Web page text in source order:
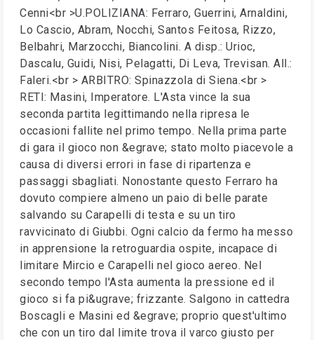
Cenni<br >U.POLIZIANA: Ferraro, Guerrini, Arnaldini,
Lo Cascio, Abram, Nocchi, Santos Feitosa, Rizzo,
Belbahri, Marzocchi, Biancolini. A disp.: Urioc,
Dascalu, Guidi, Nisi, Pelagatti, Di Leva, Trevisan. All.:
Faleri.<br > ARBITRO: Spinazzola di Siena.<br >
RETI: Masini, Imperatore. L'Asta vince la sua
seconda partita legittimando nella ripresa le
occasioni fallite nel primo tempo. Nella prima parte
di gara il gioco non &egrave; stato molto piacevole a
causa di diversi errori in fase di ripartenza e
passaggi sbagliati. Nonostante questo Ferraro ha
dovuto compiere almeno un paio di belle parate
salvando su Carapelli di testa e su un tiro
ravvicinato di Giubbi. Ogni calcio da fermo ha messo
in apprensione la retroguardia ospite, incapace di
limitare Mircio e Carapelli nel gioco aereo. Nel
secondo tempo l'Asta aumenta la pressione ed il
gioco si fa pi&ugrave; frizzante. Salgono in cattedra
Boscagli e Masini ed &egrave; proprio quest'ultimo
che con un tiro dal limite trova il varco giusto per